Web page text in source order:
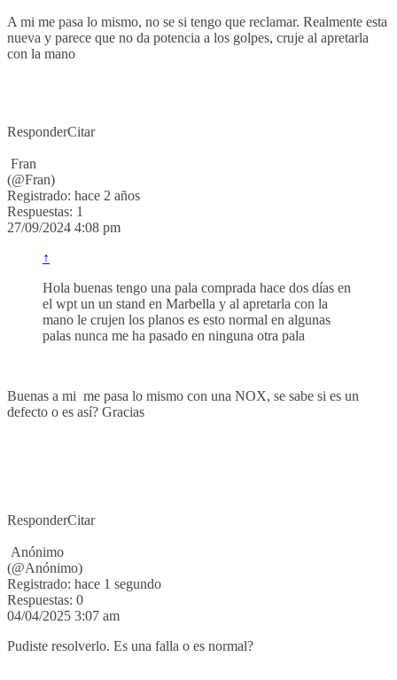
A mi me pasa lo mismo, no se si tengo que reclamar. Realmente esta
nueva y parece que no da potencia a los golpes, cruje al apretarla
con la mano
ResponderCitar
Fran
(@Fran)
Registrado: hace 2 años
Respuestas: 1
27/09/2024 4:08 pm
↑
Hola buenas tengo una pala comprada hace dos días en
el wpt un un stand en Marbella y al apretarla con la
mano le crujen los planos es esto normal en algunas
palas nunca me ha pasado en ninguna otra pala
Buenas a mi me pasa lo mismo con una NOX, se sabe si es un
defecto o es así? Gracias
ResponderCitar
Anónimo
(@Anónimo)
Registrado: hace 1 segundo
Respuestas: 0
04/04/2025 3:07 am
Pudiste resolverlo. Es una falla o es normal?